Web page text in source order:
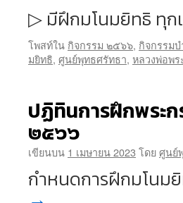
▷ มีฝึกมโนมยิทธิ ทุก
โพสท์ใน กิจกรรม ๒๕๖๖, กิจกรรม
มยิทธิ, ศูนย์พุทธศรัทธา, หลวงพ่อพ
ปฏิทินการฝึกพระก
๒๕๖๖
เขียนบน 1 เมษายน 2023 โดยศูนย์
กำหนดการฝึกมโนม